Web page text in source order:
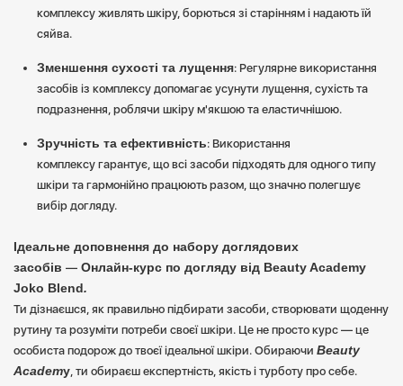
комплексу живлять шкіру, борються зі старінням і надають їй
сяйва.
Зменшення сухості та лущення: Регулярне використання
засобів із комплексу допомагає усунути лущення, сухість та
подразнення, роблячи шкіру м'якшою та еластичнішою.
Зручність та ефективність: Використання
комплексу гарантує, що всі засоби підходять для одного типу
шкіри та гармонійно працюють разом, що значно полегшує
вибір догляду.
Ідеальне доповнення до набору доглядових
засобів — Онлайн-курс по догляду від Beauty Academy
Joko Blend.
Ти дізнаєшся, як правильно підбирати засоби, створювати щоденну
рутину та розуміти потреби своєї шкіри. Це не просто курс — це
особиста подорож до твоєї ідеальної шкіри. Обираючи Beauty
Academy, ти обираєш експертність, якість і турботу про себе.